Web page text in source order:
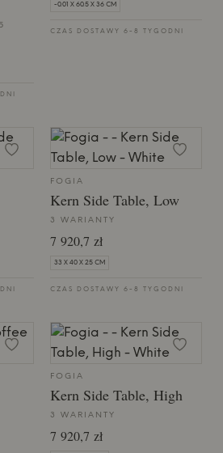
-0.01 X 60.5 X 36 CM
CZAS DOSTAWY 6-8 TYGODNI
FOGIA
Kern Side Table, Low
3 WARIANTY
7 920,7 zł
33 X 40 X 25 CM
CZAS DOSTAWY 6-8 TYGODNI
FOGIA
Kern Side Table, High
3 WARIANTY
7 920,7 zł